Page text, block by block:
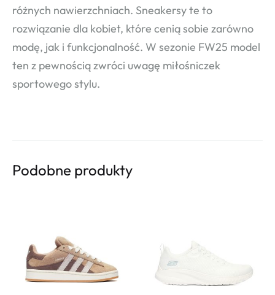
różnych nawierzchniach. Sneakersy te to
rozwiązanie dla kobiet, które cenią sobie zarówno
modę, jak i funkcjonalność. W sezonie FW25 model
ten z pewnością zwróci uwagę miłośniczek
sportowego stylu.
Podobne produkty